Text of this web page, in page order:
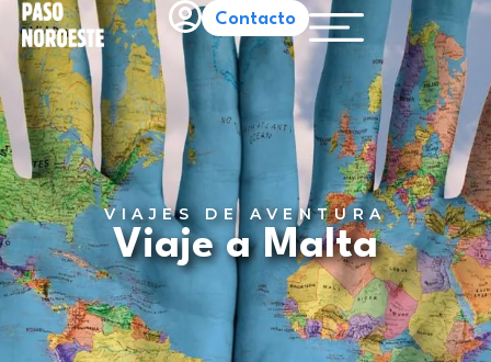
Contacto
VIAJES DE AVENTURA
Viaje a Malta